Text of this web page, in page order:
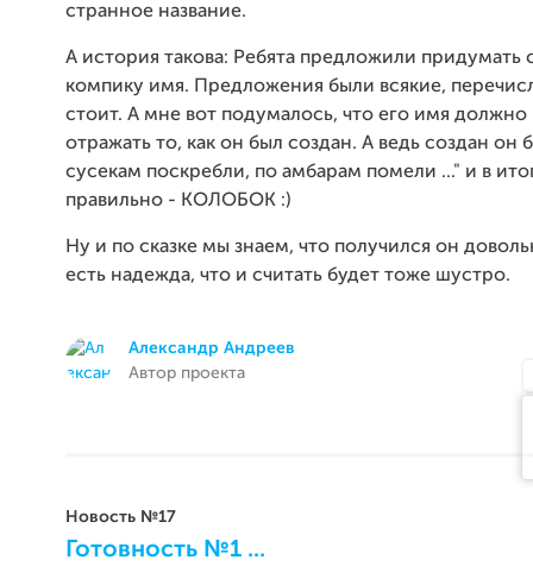
странное название.
А история такова: Ребята предложили придумать
компику имя. Предложения были всякие,
стоит. А мне вот подумалось, что его имя должно
отражать то, как он был создан. А ведь создан он
сусекам поскребли, по амбарам помели ..." и в
правильно - КОЛОБОК :)
Ну и по сказке мы знаем, что получился он
есть надежда, что и считать будет тоже шустро.
Александр Андреев
Автор проекта
Новость №17
Готовность №1 ...